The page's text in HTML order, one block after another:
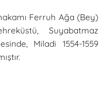
Ferruh Ağa (Bey)
Suyabatmaz
Miladi 1554-1559